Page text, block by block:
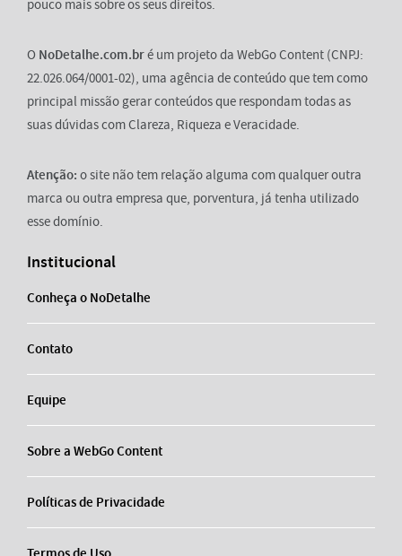
pouco mais sobre os seus direitos.
O NoDetalhe.com.bré um projeto da WebGo Content (CNPJ:
22.026.064/0001-02), uma agência de conteúdo que tem como
principal missão gerar conteúdos que respondam todas as
suas dúvidas com Clareza, Riqueza e Veracidade.
Atenção: o site não tem relação alguma com qualquer outra
marca ou outra empresa que, porventura, já tenha utilizado
esse domínio.
Institucional
Conheça o NoDetalhe
Contato
Equipe
Sobre a WebGo Content
Políticas de Privacidade